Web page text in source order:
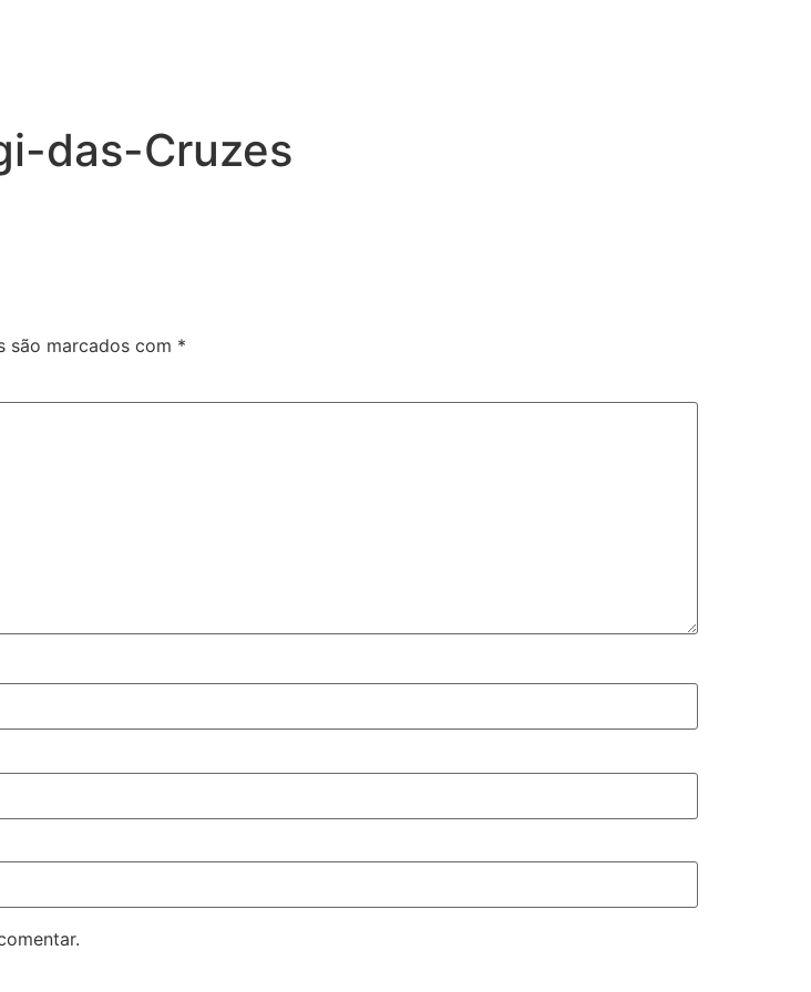
das-Cruzes​
são marcados com *